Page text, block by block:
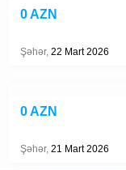
0 AZN
Şəhər, 22 Mart 2026
0 AZN
Şəhər, 21 Mart 2026